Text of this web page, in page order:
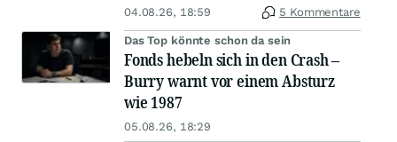
04.08.26, 18:59 5 Kommentare
Das Top könnte schon da sein
Fonds hebeln sich in den Crash –
Burry warnt vor einem Absturz
wie 1987
05.08.26, 18:29